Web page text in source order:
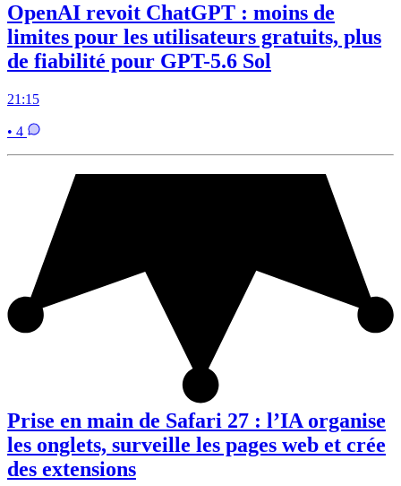
OpenAI revoit ChatGPT : moins de
limites pour les utilisateurs gratuits, plus
de fiabilité pour GPT-5.6 Sol
21:15
• 4
Prise en main de Safari 27 : l’IA organise
les onglets, surveille les pages web et crée
des extensions